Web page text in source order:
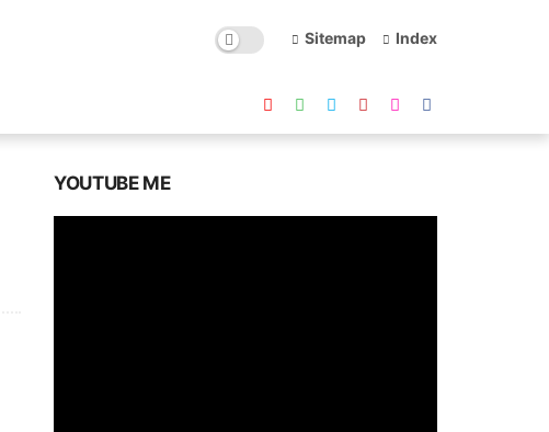
Sitemap Index
YOUTUBE ME